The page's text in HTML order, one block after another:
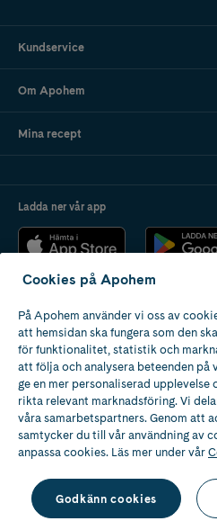
Kundservice
Om Apohem
Mina recept
Ladda ner vår app
Apotek med tillstånd
av Läkemedelsverket
Cookies på Apohem
På Apohem använder vi oss av
att hemsidan ska fungera som den
för funktionalitet, statistik och
att följa och analysera beteenden på
ge en mer personaliserad upplevelse
rikta relevant marknadsföring. Vi
våra samarbetspartners. Genom att
samtycker du till vår användning av
anpassa cookies. Läs mer under vår
Godkänn cookies